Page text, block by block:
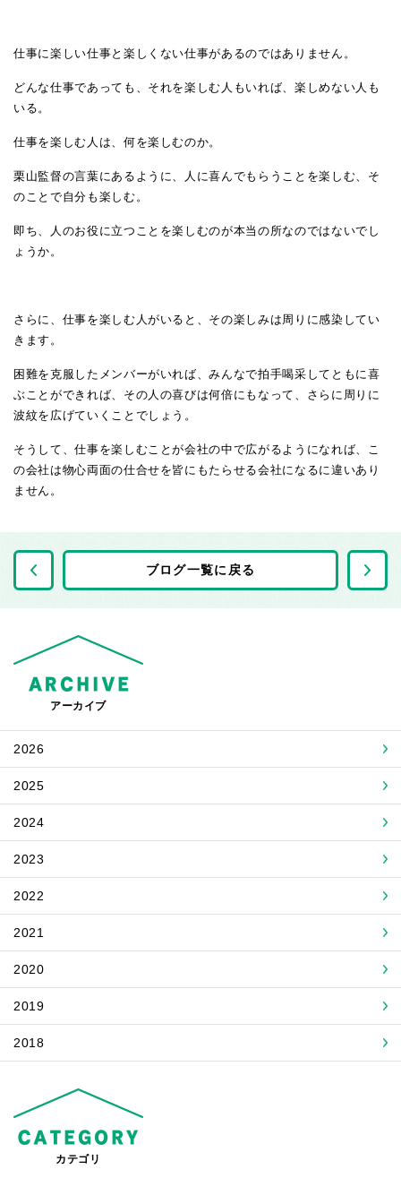
仕事に楽しい仕事と楽しくない仕事があるのではありません。
どんな仕事であっても、それを楽しむ人もいれば、楽しめない人も
いる。
仕事を楽しむ人は、何を楽しむのか。
栗山監督の言葉にあるように、人に喜んでもらうことを楽しむ、そ
のことで自分も楽しむ。
即ち、人のお役に立つことを楽しむのが本当の所なのではないでし
ょうか。
さらに、仕事を楽しむ人がいると、その楽しみは周りに感染してい
きます。
困難を克服したメンバーがいれば、みんなで拍手喝采してともに喜
ぶことができれば、その人の喜びは何倍にもなって、さらに周りに
波紋を広げていくことでしょう。
そうして、仕事を楽しむことが会社の中で広がるようになれば、こ
の会社は物心両面の仕合せを皆にもたらせる会社になるに違いあり
ません。
ブログ一覧に戻る
アーカイブ
2026
2025
2024
2023
2022
2021
2020
2019
2018
カテゴリ